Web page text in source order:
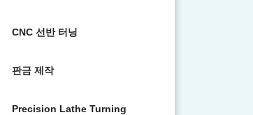
CNC 선반 터닝
판금 제작
Precision Lathe Turning